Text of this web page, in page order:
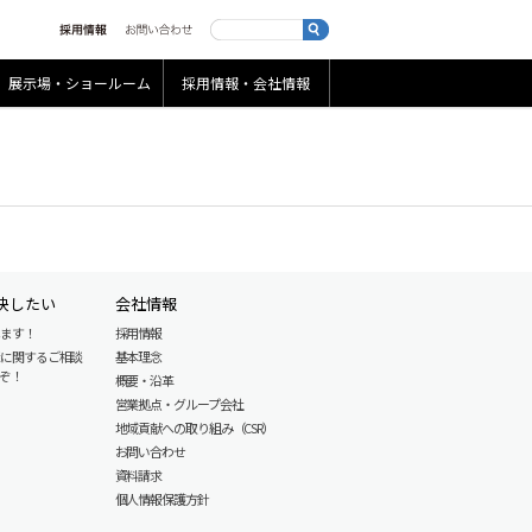
展示場・ショールーム 採用情報・会社情報
したい
す！
関するご相談
！
会社情報
採用情報
基本理念
概要・沿革
営業拠点・グループ会社
地域貢献への取り組み（CSR）
お問い合わせ
資料請求
個人情報保護方針